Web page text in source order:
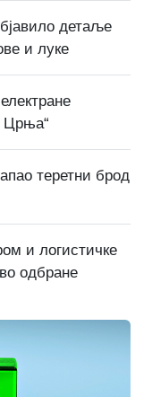
детаље
и луке
Црња“
теретни брод
и логистичке
одбране